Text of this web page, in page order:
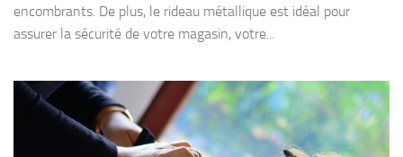
encombrants. De plus, le rideau métallique est idéal pour
assurer la sécurité de votre magasin, votre...